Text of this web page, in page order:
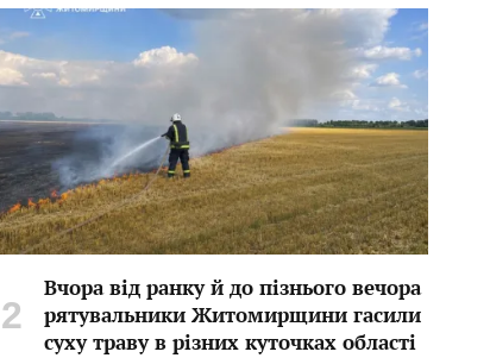
Вчора від ранку й до пізнього вечора
рятувальники Житомирщини гасили
суху траву в різних куточках області